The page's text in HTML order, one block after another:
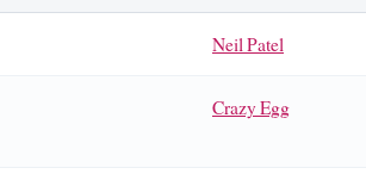
Neil Patel
Crazy Egg